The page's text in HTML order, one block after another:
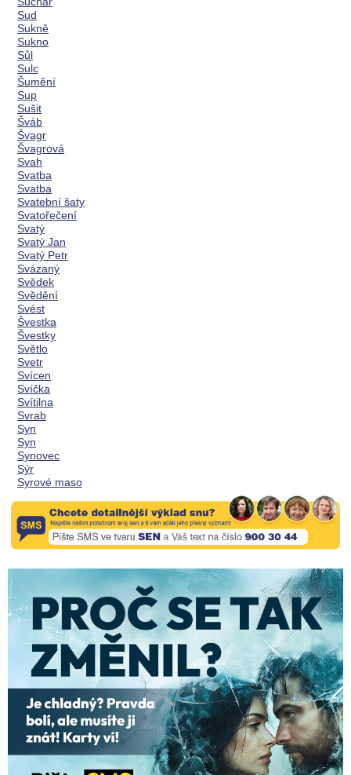
Sud
Sukně
Sukno
Sůl
Sulc
Šumění
Sup
Sušit
Šváb
Švagr
Švagrová
Svah
Svatba
Svatba
Svatební šaty
Svatořečení
Svatý
Svatý Jan
Svatý Petr
Svázaný
Svědek
Svědění
Svést
Švestka
Švestky
Světlo
Svetr
Svícen
Svíčka
Svítilna
Svrab
Syn
Syn
Synovec
Sýr
Syrové maso